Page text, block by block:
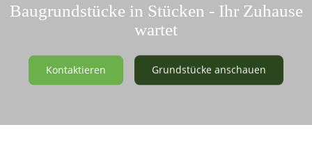
Baugrundstücke in Stücken - Ihr Zuhause
wartet
Kontaktieren Grundstücke anschauen